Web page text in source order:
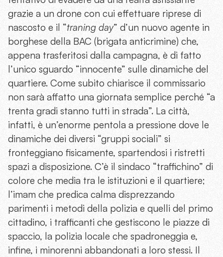
grazie a un drone con cui effettuare riprese di
nascosto e il “traning day” d’un nuovo agente in
borghese della BAC (brigata anticrimine) che,
appena trasferitosi dalla campagna, è di fatto
l’unico sguardo “innocente” sulle dinamiche del
quartiere. Come subito chiarisce il commissario
non sarà affatto una giornata semplice perché “a
trenta gradi stanno tutti in strada”. La città,
infatti, è un’enorme pentola a pressione dove le
dinamiche dei diversi “gruppi sociali” si
fronteggiano fisicamente, spartendosi i ristretti
spazi a disposizione. C’è il sindaco “traffichino” di
colore che media tra le istituzioni e il quartiere;
l’imam che predica calma disprezzando
parimenti i metodi della polizia e quelli del primo
cittadino, i trafficanti che gestiscono le piazze di
spaccio, la polizia locale che spadroneggia e,
infine, i minorenni abbandonati a loro stessi. Il